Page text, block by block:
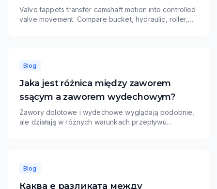
Valve tappets transfer camshaft motion into controlled
valve movement. Compare bucket, hydraulic, roller,
Blog
Jaka jest różnica między zaworem
ssącym a zaworem wydechowym?
Zawory dolotowe i wydechowe wyglądają podobnie,
ale działają w różnych warunkach przepływu
termicznej.
Blog
Каква е разликата между